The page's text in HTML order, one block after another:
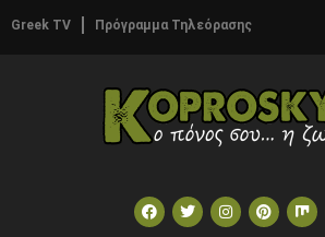
Greek TV Πρόγραμμα Τηλεόρασης